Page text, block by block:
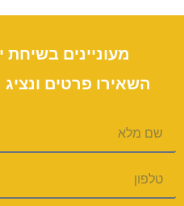
מעוניינים בשיחת
השאירו פרטים ונציג